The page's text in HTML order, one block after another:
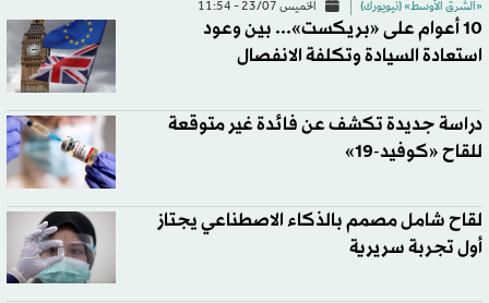
«الشرق الأوسط» (نيويورك) الخميس 23/07 - 11:54
10 أعوام على «بريكست»... بين وعود
استعادة السيادة وتكلفة الانفصال
دراسة جديدة تكشف عن فائدة غير متوقعة
للقاح «كوفيد-19»
لقاح شامل مصمم بالذكاء الاصطناعي يجتاز
أول تجربة سريرية